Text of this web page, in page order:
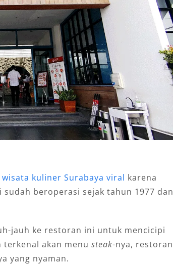
wisata kuliner Surabaya viral karena
beroperasi sejak tahun 1977 dan
jauh ke restoran ini untuk mencicipi
terkenal akan menu steak-nya, restoran
yang nyaman.